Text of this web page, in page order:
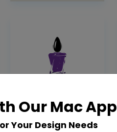
Our Mac App
Your Design Needs